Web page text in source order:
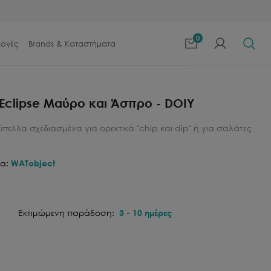
Brands & Καταστήματα
0
Μαύρο και Άσπρο - DOIY
σχεδιασμένα για ορεκτικά "chip και dip" ή για σαλάτες
WATobject
Εκτιμώμενη παράδοση: 3 - 10 ημέρες